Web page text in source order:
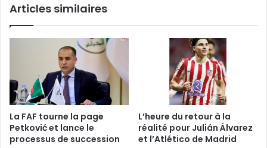
continuer
»
Articles similaires
La FAF tourne la page
Petković et lance le
processus de succession
L’heure du retour à la
réalité pour Julián Álvarez
et l’Atlético de Madrid